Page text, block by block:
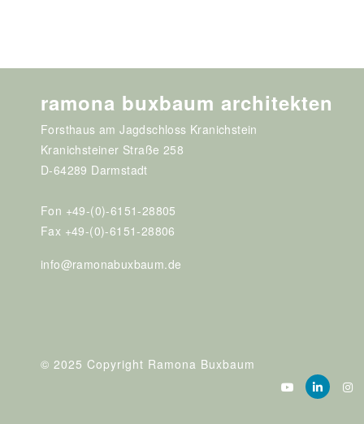
ramona buxbaum architekten
Forsthaus am Jagdschloss Kranichstein
Kranichsteiner Straße 258
D-64289 Darmstadt
Fon +49-(0)-6151-28805
Fax +49-(0)-6151-28806
info@ramonabuxbaum.de
© 2025 Copyright Ramona Buxbaum